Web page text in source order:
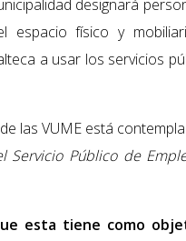
designará
espacio físico y
a usar los servicios
las VUME está
Servicio Público de
esta tiene como